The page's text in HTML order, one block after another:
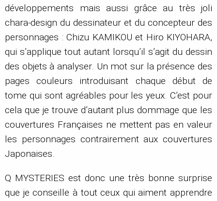
développements mais aussi grâce au très joli
chara-design du dessinateur et du concepteur des
personnages : Chizu KAMIKOU et Hiro KIYOHARA,
qui s’applique tout autant lorsqu’il s’agit du dessin
des objets à analyser. Un mot sur la présence des
pages couleurs introduisant chaque début de
tome qui sont agréables pour les yeux. C’est pour
cela que je trouve d’autant plus dommage que les
couvertures Françaises ne mettent pas en valeur
les personnages contrairement aux couvertures
Japonaises.
Q MYSTERIES est donc une très bonne surprise
que je conseille à tout ceux qui aiment apprendre